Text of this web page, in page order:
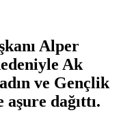
Alper
Ak
ve Gençlik
dağıttı.